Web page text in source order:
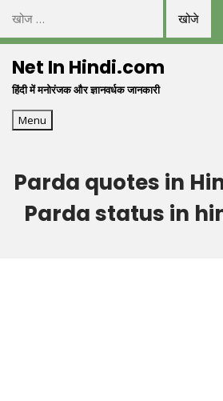
निम्न
को
खोजें:Net In Hindi.com
हिंदी में मनोरंजक और ज्ञानवर्धक जानकारी
Menu
Parda quotes in
Parda status in